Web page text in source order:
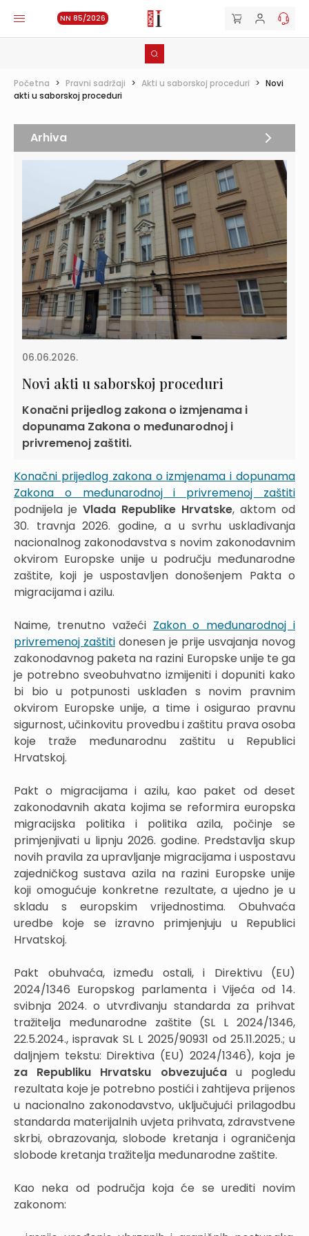
NN 85/2026
Početna > Pravni sadržaji > Akti u saborskoj proceduri > Novi
akti u saborskoj proceduri
06.06.2026.
Novi akti u saborskoj proceduri
Konačni prijedlog zakona o izmjenama i
dopunama Zakona o međunarodnoj i
privremenoj zaštiti.
Konačni prijedlog zakona o izmjenama i dopunama
Zakona o međunarodnoj i privremenoj zaštiti
podnijela je Vlada Republike Hrvatske, aktom od
30. travnja 2026. godine, a u svrhu usklađivanja
nacionalnog zakonodavstva s novim zakonodavnim
okvirom Europske unije u području međunarodne
zaštite, koji je uspostavljen donošenjem Pakta o
migracijama i azilu.
Naime, trenutno važeći Zakon o međunarodnoj i
privremenoj zaštiti donesen je prije usvajanja novog
zakonodavnog paketa na razini Europske unije te ga
je potrebno sveobuhvatno izmijeniti i dopuniti kako
bi bio u potpunosti usklađen s novim pravnim
okvirom Europske unije, a time i osigurao pravnu
sigurnost, učinkovitu provedbu i zaštitu prava osoba
koje traže međunarodnu zaštitu u Republici
Hrvatskoj.
Pakt o migracijama i azilu, kao paket od deset
zakonodavnih akata kojima se reformira europska
migracijska politika i politika azila, počinje se
primjenjivati u lipnju 2026. godine. Predstavlja skup
novih pravila za upravljanje migracijama i uspostavu
zajedničkog sustava azila na razini Europske unije
koji omogućuje konkretne rezultate, a ujedno je u
skladu s europskim vrijednostima. Obuhvaća
uredbe koje se izravno primjenjuju u Republici
Hrvatskoj.
Pakt obuhvaća, između ostali, i Direktivu (EU)
2024/1346 Europskog parlamenta i Vijeća od 14.
svibnja 2024. o utvrđivanju standarda za prihvat
tražitelja međunarodne zaštite (SL L 2024/1346,
22.5.2024., ispravak SL L 2025/90931 od 25.11.2025.; u
daljnjem tekstu: Direktiva (EU) 2024/1346), koja je
za Republiku Hrvatsku
obvezujućau pogledu
rezultata koje je potrebno postići i zahtijeva prijenos
u nacionalno zakonodavstvo, uključujući prilagodbu
standarda materijalnih uvjeta prihvata, zdravstvene
skrbi, obrazovanja, slobode kretanja i ograničenja
slobode kretanja tražitelja međunarodne zaštite.
Kao neka od područja koja će se urediti novim
zakonom:
Arhiva